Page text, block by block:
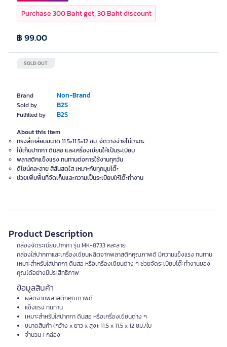
Brand Non-Brand
Sold by B2S
Fulfilled by B2S
SOLD OUT
฿ 99.00
Purchase 300 Baht get, 30 Baht discount
About this item
ทรงสี่เหลี่ยมขนาด 11.5×11.5×12 ซม. จัดวางง่ายไม่เกะกะ
ใช้เก็บปากกา ดินสอ และเครื่องเขียนให้เป็นระเบียบ
พลาสติกแข็งแรง ทนทานต่อการใช้งานทุกวัน
ดีไซน์คละลาย สีสันสดใส เหมาะกับทุกมุมโต๊ะ
ช่วยเพิ่มพื้นที่จัดเก็บและความเป็นระเบียบให้โต๊ะทำงาน
Product Description
กล่องจัดระเบียบปากกา รุ่น MK-8733 คละลาย
กล่องใส่ปากกาและเครื่องเขียนผลิตจากพลาสติกคุณภาพดี มีความแข็งแรง ทนทาน
เหมาะสำหรับใส่ปากกา ดินสอ หรือเครื่องเขียนต่าง ๆ ช่วยจัดระเบียบโต๊ะทำงานของ
คุณได้อย่างมีประสิทธิภาพ
ข้อมูลสินค้า
ผลิตจากพลาสติกคุณภาพดี
แข็งแรง ทนทาน
เหมาะสำหรับใส่ปากกา ดินสอ หรือเครื่องเขียนต่าง ๆ
ขนาดสินค้า (กว้าง x ยาว x สูง): 11.5 x 11.5 x 12 ซม./ใบ
จำนวน 1 กล่อง